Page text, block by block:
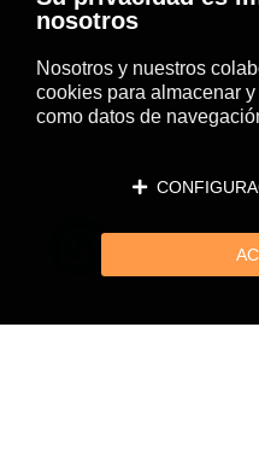
nosotros
Nosotros y nuestros
cookies para almacenar
como datos de